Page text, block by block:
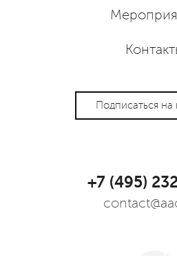
Подписаться на
+7 (495)